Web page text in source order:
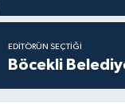
EDITÖRÜN SEÇTIĞI
Böcekli